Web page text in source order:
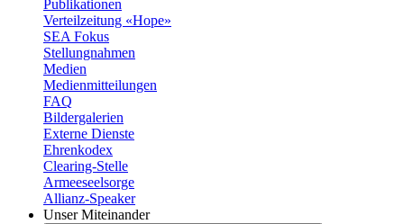
Publikationen
Verteilzeitung «Hope»
SEA Fokus
Stellungnahmen
Medien
Medienmitteilungen
FAQ
Bildergalerien
Externe Dienste
Ehrenkodex
Clearing-Stelle
Armeeseelsorge
Allianz-Speaker
Unser Miteinander